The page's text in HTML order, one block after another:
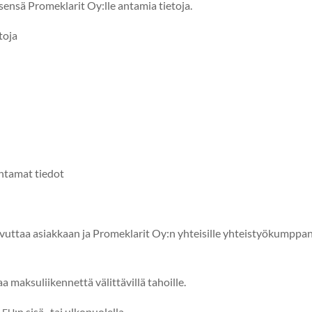
Promeklar­it Oy:lle antamia tietoja.
tiedot
asi­akkaan ja Promeklar­it Oy:n yhteisille
mak­suli­iken­net­tä välit­tävil­lä tahoille.